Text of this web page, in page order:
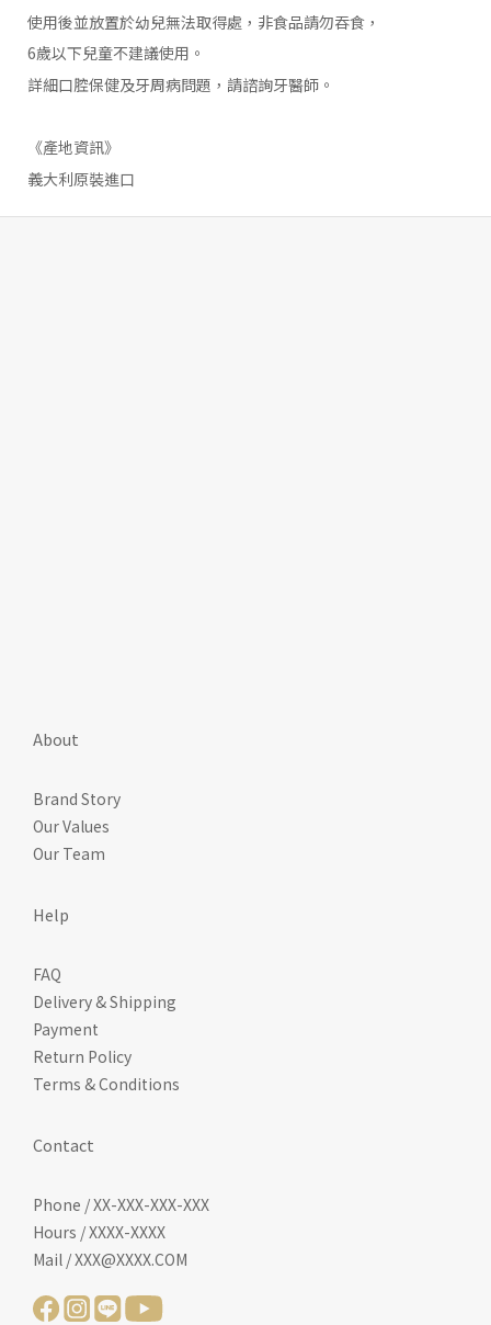
使用後並放置於幼兒無法取得處，非食品請勿吞食，
6歲以下兒童不建議使用。
詳細口腔保健及牙周病問題，請諮詢牙醫師。
《產地資訊》
義大利原裝進口
About
Brand Story
Our Values
Our Team
Help
FAQ
Delivery & Shipping
Payment
Return Policy
Terms & Conditions
Contact
Phone / XX-XXX-XXX-XXX
Hours / XXXX-XXXX
Mail / XXX@XXXX.COM